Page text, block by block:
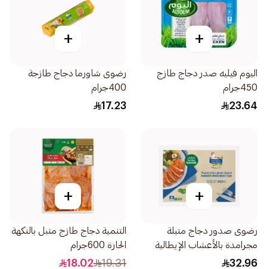
+
اليوم فيليه صدر دجاج طازج
450جرام
23.64
+
رضوى شاورما دجاج طازجة
400جرام
17.23
+
رضوى صدور دجاج متبلة
مجرامدة بالأعشاب الإيطالية
450جرام
32.96
+
التنمية دجاج طازج متبل بالنكهة
الحارة 600جرام
19.31
18.02